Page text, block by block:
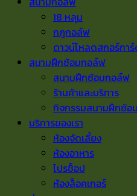
18 หลุม
กฎกอล์ฟ
ดาวน์โหลดสกอร์การ์
สนามฝึกซ้อมกอล์ฟ
สนามฝึกซ้อมกอล์ฟ
ร้านค้าและบริการ
กิจกรรมสนามฝึกซ้
บริการของเรา
ห้องจัดเลี้ยง
ห้องอาหาร
โปรช็อป
ห้องล็อคเกอร์